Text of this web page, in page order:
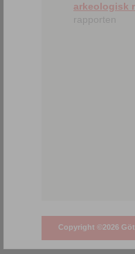
arkeologisk
rapporten
Copyright ©2026